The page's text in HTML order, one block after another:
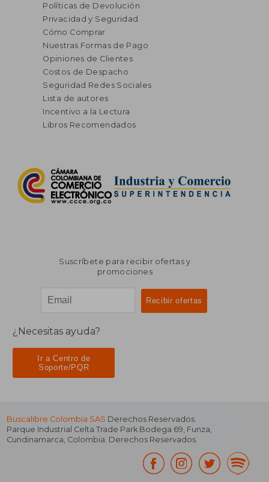
Políticas de Devolución
Privacidad y Seguridad
Cómo Comprar
Nuestras Formas de Pago
Opiniones de Clientes
Costos de Despacho
Seguridad Redes Sociales
Lista de autores
Incentivo a la Lectura
Libros Recomendados
Suscríbete para recibir ofertas y
promociones
¿Necesitas ayuda?
Ir a Centro de
Soporte/PQR
Buscalibre Colombia SAS Derechos Reservados.
Parque Industrial Celta Trade Park Bodega 69, Funza,
Cundinamarca, Colombia. Derechos Reservados.